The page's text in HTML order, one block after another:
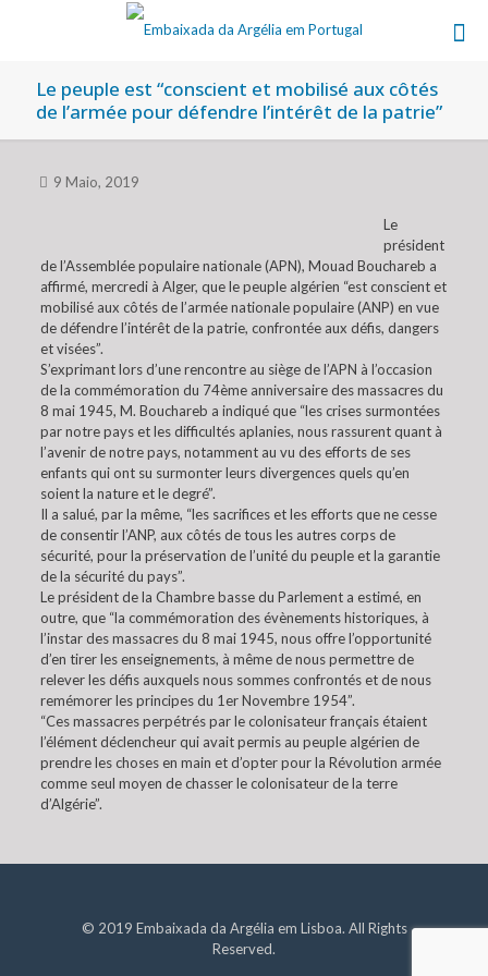
Le peuple est “conscient et mobilisé aux côtés
de l’armée pour défendre l’intérêt de la patrie”
9 Maio, 2019
Le
président
de l’Assemblée populaire nationale (APN), Mouad Bouchareb a
affirmé, mercredi à Alger, que le peuple algérien “est conscient et
mobilisé aux côtés de l’armée nationale populaire (ANP) en vue
de défendre l’intérêt de la patrie, confrontée aux défis, dangers
et visées”.
S’exprimant lors d’une rencontre au siège de l’APN à l’occasion
de la commémoration du 74ème anniversaire des massacres du
8 mai 1945, M. Bouchareb a indiqué que “les crises surmontées
par notre pays et les difficultés aplanies, nous rassurent quant à
l’avenir de notre pays, notamment au vu des efforts de ses
enfants qui ont su surmonter leurs divergences quels qu’en
soient la nature et le degré”.
Il a salué, par la même, “les sacrifices et les efforts que ne cesse
de consentir l’ANP, aux côtés de tous les autres corps de
sécurité, pour la préservation de l’unité du peuple et la garantie
de la sécurité du pays”.
Le président de la Chambre basse du Parlement a estimé, en
outre, que “la commémoration des évènements historiques, à
l’instar des massacres du 8 mai 1945, nous offre l’opportunité
d’en tirer les enseignements, à même de nous permettre de
relever les défis auxquels nous sommes confrontés et de nous
remémorer les principes du 1er Novembre 1954”.
“Ces massacres perpétrés par le colonisateur français étaient
l’élément déclencheur qui avait permis au peuple algérien de
prendre les choses en main et d’opter pour la Révolution armée
comme seul moyen de chasser le colonisateur de la terre
d’Algérie”.
© 2019 Embaixada da Argélia em Lisboa. All Rights
Reserved.